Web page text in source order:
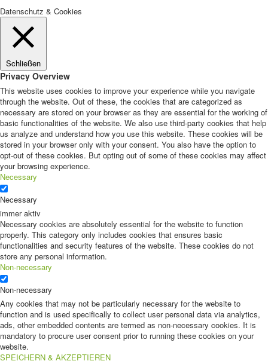
Datenschutz & Cookies
Schließen
Privacy Overview
This website uses cookies to improve your experience while you navigate
through the website. Out of these, the cookies that are categorized as
necessary are stored on your browser as they are essential for the working of
basic functionalities of the website. We also use third-party cookies that help
us analyze and understand how you use this website. These cookies will be
stored in your browser only with your consent. You also have the option to
opt-out of these cookies. But opting out of some of these cookies may affect
your browsing experience.
Necessary
Necessary
immer aktiv
Necessary cookies are absolutely essential for the website to function
properly. This category only includes cookies that ensures basic
functionalities and security features of the website. These cookies do not
store any personal information.
Non-necessary
Non-necessary
Any cookies that may not be particularly necessary for the website to
function and is used specifically to collect user personal data via analytics,
ads, other embedded contents are termed as non-necessary cookies. It is
mandatory to procure user consent prior to running these cookies on your
website.
SPEICHERN & AKZEPTIEREN